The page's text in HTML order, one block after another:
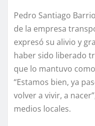
Pedro Santiago
de la empresa
expresó su alivio y
haber sido liberado
que lo mantuvo
“Estamos bien, ya
volver a vivir, a
medios locales.